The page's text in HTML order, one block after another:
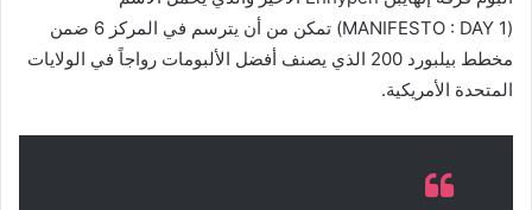
(MANIFESTO : DAY 1) تمكن من أن يترسم في المركز 6 ضمن
مخطط بيلبورد 200 الذي يصنف أفضل الألبومات رواجاً في الولايات
المتحدة الأمريكية.